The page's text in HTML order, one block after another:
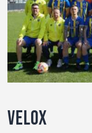
Video
Fotogallery
Velox